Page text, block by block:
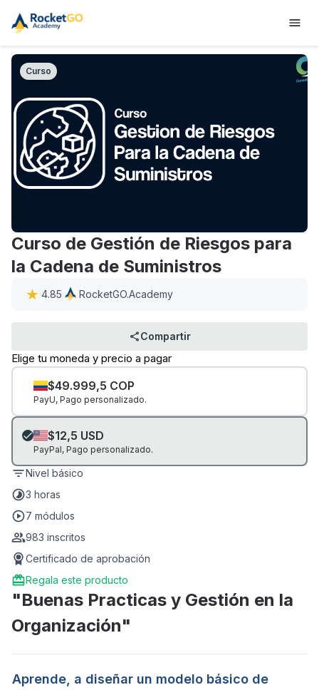
"Buenas Practicas y Gestión en la
Organización"
Aprende, a diseñar un modelo básico de
Curso
Curso de Gestión de Riesgos para
la Cadena de Suministros
4.85 RocketGO.Academy
Compartir
Elige tu moneda y precio a pagar
$49.999,5 COP
PayU, Pago personalizado.
$12,5 USD
PayPal, Pago personalizado.
Nivel básico
3 horas
7 módulos
983 inscritos
Certificado de aprobación
Regala este producto